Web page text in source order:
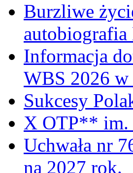
Burzliwe
Informacja
WBS 2026
Sukcesy
X OTP** im.
Uchwała nr
na 2027 rok.